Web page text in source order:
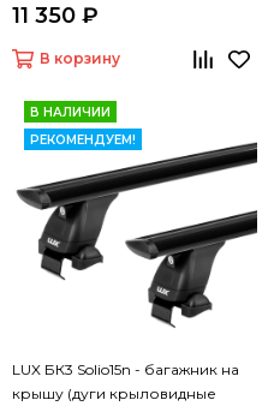
130 см, с замком)
11 350 ₽
В корзину
В НАЛИЧИИ
РЕКОМЕНДУЕМ!
LUX БК3 Solio15n - багажник на
крышу (дуги крыловидные